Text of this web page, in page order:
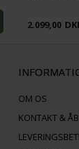
2.099,00
OM OS
KONTAKT &